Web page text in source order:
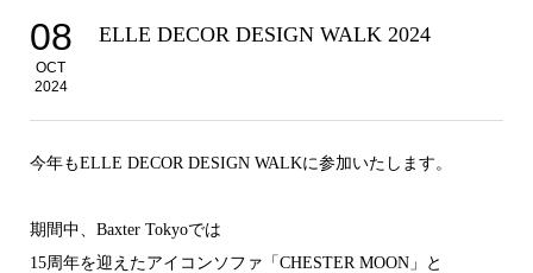
08
OCT
2024
ELLE DECOR DESIGN WALK 2024
今年もELLE DECOR DESIGN WALKに参加いたします。
期間中、Baxter Tokyoでは
15周年を迎えたアイコンソファ「CHESTER MOON」と